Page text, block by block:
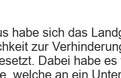
habe sich das
zur
Dabei habe es
welche an ein